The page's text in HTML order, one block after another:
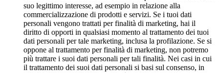
suo legittimo interesse, ad esempio in relazione alla
commercializzazione di prodotti e servizi. Se i tuoi dati
personali vengono trattati per finalità di marketing, hai il
diritto di opporti in qualsiasi momento al trattamento dei tuoi
dati personali per tale marketing, inclusa la profilazione. Se si
oppone al trattamento per finalità di marketing, non potremo
più trattare i suoi dati personali per tali finalità. Nei casi in cui
il trattamento dei suoi dati personali si basi sul consenso, in